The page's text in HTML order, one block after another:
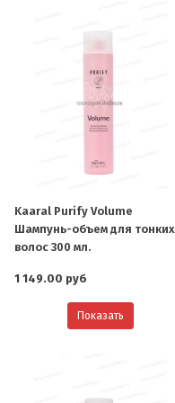
Kaaral Purify Volume
Шампунь-объем для тонких
волос 300 мл.
1 149.00 руб
Показать